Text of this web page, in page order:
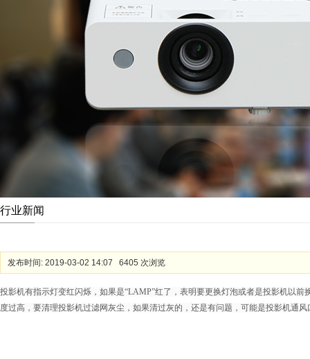
行业新闻
发布时间: 2019-03-02 14:07 6405 次浏览
投影机有指示灯变红闪烁，如果是“LAMP”红了，表明要更换灯泡或者是投影机以
度过高，要清理投影机过滤网灰尘，如果清过灰的，还是有问题，可能是投影机通